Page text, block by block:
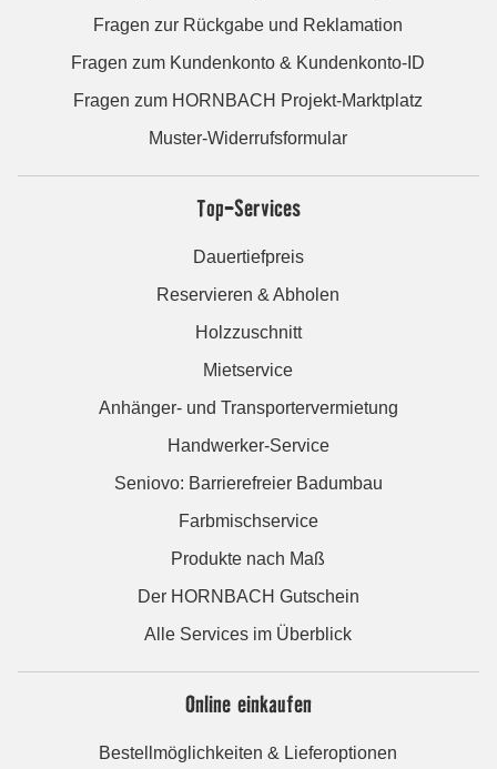
Fragen zur Rückgabe und Reklamation
Fragen zum Kundenkonto & Kundenkonto-ID
Fragen zum HORNBACH Projekt-Marktplatz
Muster-Widerrufsformular
Top-Services
Dauertiefpreis
Reservieren & Abholen
Holzzuschnitt
Mietservice
Anhänger- und Transportervermietung
Handwerker-Service
Seniovo: Barrierefreier Badumbau
Farbmischservice
Produkte nach Maß
Der HORNBACH Gutschein
Alle Services im Überblick
Online einkaufen
Bestellmöglichkeiten & Lieferoptionen